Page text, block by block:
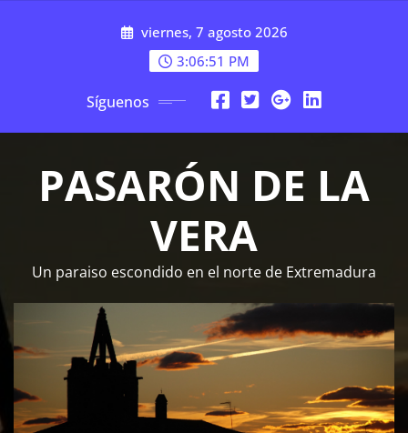
viernes, 7 agosto 2026
3:06:52 PM
Síguenos
PASARÓN DE LA
VERA
Un paraiso escondido en el norte de Extremadura